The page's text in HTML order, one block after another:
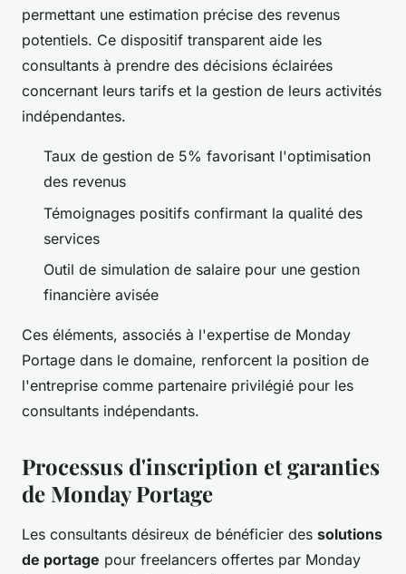
permettant une estimation précise des revenus
potentiels. Ce dispositif transparent aide les
consultants à prendre des décisions éclairées
concernant leurs tarifs et la gestion de leurs activités
indépendantes.
Taux de gestion de 5% favorisant l'optimisation
des revenus
Témoignages positifs confirmant la qualité des
services
Outil de simulation de salaire pour une gestion
financière avisée
Ces éléments, associés à l'expertise de Monday
Portage dans le domaine, renforcent la position de
l'entreprise comme partenaire privilégié pour les
consultants indépendants.
Processus d'inscription et garanties
de Monday Portage
Les consultants désireux de bénéficier des solutions
de portage pour freelancers offertes par Monday